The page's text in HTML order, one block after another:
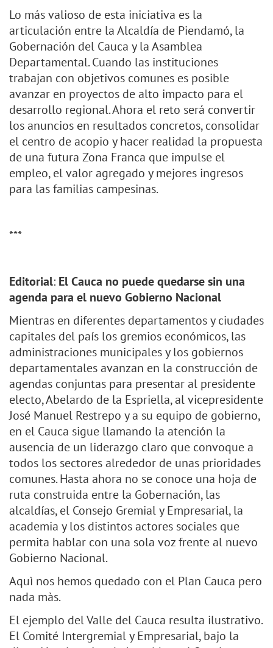
Lo más valioso de esta iniciativa es la
articulación entre la Alcaldía de Piendamó, la
Gobernación del Cauca y la Asamblea
Departamental. Cuando las instituciones
trabajan con objetivos comunes es posible
avanzar en proyectos de alto impacto para el
desarrollo regional. Ahora el reto será convertir
los anuncios en resultados concretos, consolidar
el centro de acopio y hacer realidad la propuesta
de una futura Zona Franca que impulse el
empleo, el valor agregado y mejores ingresos
para las familias campesinas.
***
Editorial: El Cauca no puede quedarse sin una
agenda para el nuevo Gobierno Nacional
Mientras en diferentes departamentos y ciudades
capitales del país los gremios económicos, las
administraciones municipales y los gobiernos
departamentales avanzan en la construcción de
agendas conjuntas para presentar al presidente
electo, Abelardo de la Espriella, al vicepresidente
José Manuel Restrepo y a su equipo de gobierno,
en el Cauca sigue llamando la atención la
ausencia de un liderazgo claro que convoque a
todos los sectores alrededor de unas prioridades
comunes. Hasta ahora no se conoce una hoja de
ruta construida entre la Gobernación, las
alcaldías, el Consejo Gremial y Empresarial, la
academia y los distintos actores sociales que
permita hablar con una sola voz frente al nuevo
Gobierno Nacional.
Aquì nos hemos quedado con el Plan Cauca pero
nada màs.
El ejemplo del Valle del Cauca resulta ilustrativo.
El Comité Intergremial y Empresarial, bajo la